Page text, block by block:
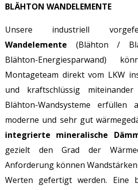
BLÄHTON WANDELEMENTE
Unsere industriell
Wandelemente (Blähton /
Blähton-Energiesparwand)
Montageteam direkt vom LKW
und kraftschlüssig
Blähton-Wandsysteme erfüllen
moderne und sehr gut
integrierte mineralische
gezielt den Grad der
Anforderung können
Werten gefertigt werden. Eine